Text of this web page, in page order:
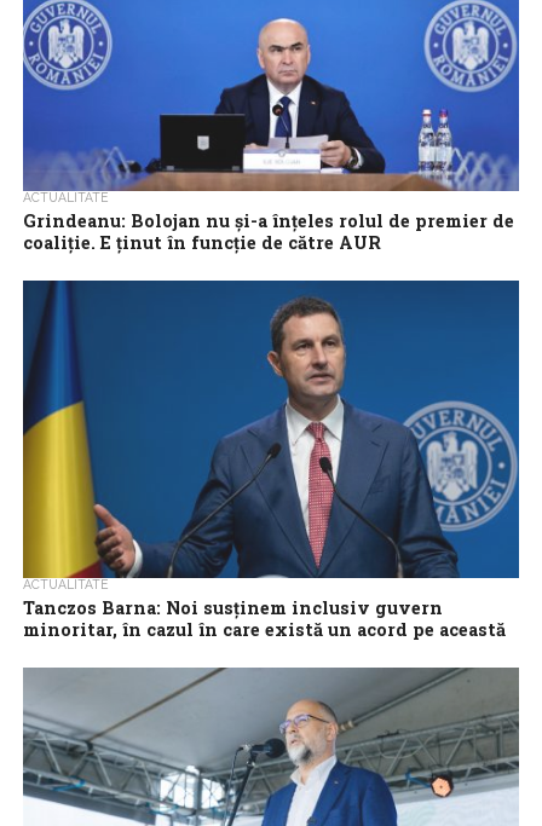
ACTUALITATE
Grindeanu: Bolojan nu și-a înțeles rolul de premier de
coaliție. E ținut în funcție de către AUR
interimar, Ilie Bolojan, este menținut în funcție cu ajutorul AUR.
”Avem un partid AUR care...
ACTUALITATE
Tanczos Barna: Noi susținem inclusiv guvern
minoritar, în cazul în care există un acord pe această
UDMR va susține inclusiv un guvern minoritar în cazul în care
există un acord pe această variantă și așteaptă o soluție de...